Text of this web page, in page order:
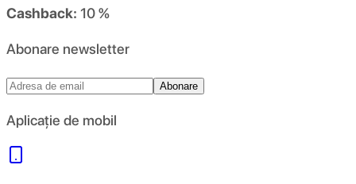
Cashback: 10 %
Abonare newsletter
Abonare
Aplicație de mobil